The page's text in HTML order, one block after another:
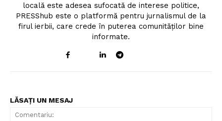
Un proiect
FREEDOM HOUSE ROMÂNIA
PRESShub
locală este adesea sufocată de interese politice,
PRESShub este o platformă pentru jurnalismul de la
firul ierbii, care crede în puterea comunităților bine
informate.
LĂSAȚI UN MESAJ